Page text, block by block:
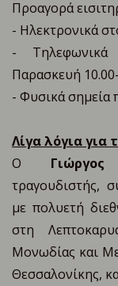
Προαγορά
- Ηλεκτρονικά
- Τηλεφωνικά
Παρασκευή
- Φυσικά σημεία
Λίγα λόγια για
Ο Γιώργος
τραγουδιστής,
με πολυετή
στη
Μονωδίας και
Θεσσαλονίκης,